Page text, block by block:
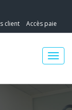
client Accès paie